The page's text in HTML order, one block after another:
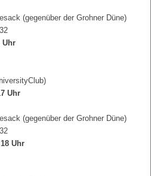
(gegenüber der Grohner Düne)
Uhr
Uhr
(gegenüber der Grohner Düne)
Uhr